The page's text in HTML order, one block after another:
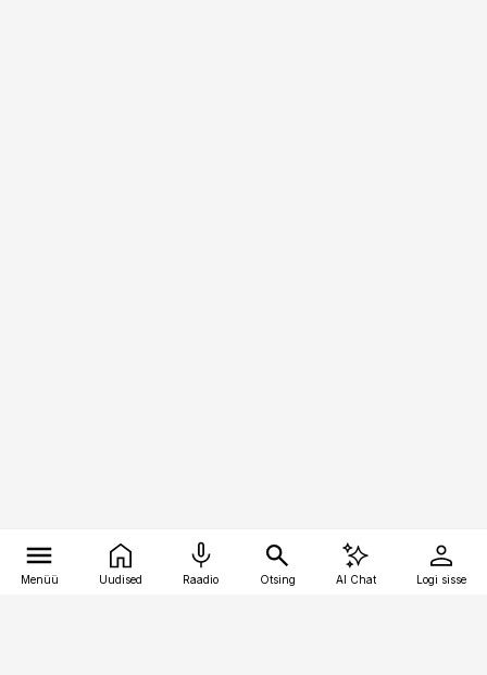
Menüü Uudised Raadio Otsing AI Chat Logi sisse